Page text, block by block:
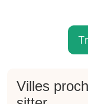
Villes